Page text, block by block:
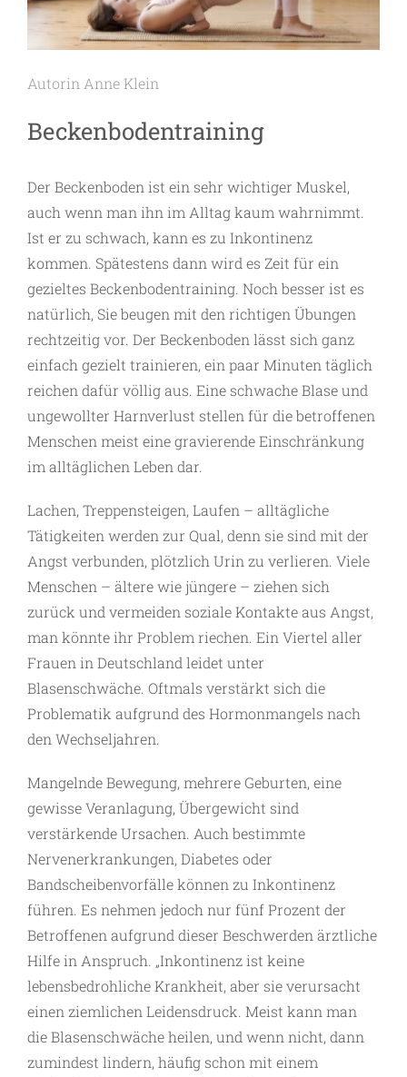
Autorin Anne Klein
Beckenbodentraining
Der Beckenboden ist ein sehr wichtiger Muskel,
auch wenn man ihn im Alltag kaum wahrnimmt.
Ist er zu schwach, kann es zu Inkontinenz
kommen. Spätestens dann wird es Zeit für ein
gezieltes Beckenbodentraining. Noch besser ist es
natürlich, Sie beugen mit den richtigen Übungen
rechtzeitig vor. Der Beckenboden lässt sich ganz
einfach gezielt trainieren, ein paar Minuten täglich
reichen dafür völlig aus. Eine schwache Blase und
ungewollter Harnverlust stellen für die betroffenen
Menschen meist eine gravierende Einschränkung
im alltäglichen Leben dar.
Lachen, Treppensteigen, Laufen – alltägliche
Tätigkeiten werden zur Qual, denn sie sind mit der
Angst verbunden, plötzlich Urin zu verlieren. Viele
Menschen – ältere wie jüngere – ziehen sich
zurück und vermeiden soziale Kontakte aus Angst,
man könnte ihr Problem riechen. Ein Viertel aller
Frauen in Deutschland leidet unter
Blasenschwäche. Oftmals verstärkt sich die
Problematik aufgrund des Hormonmangels nach
den Wechseljahren.
Mangelnde Bewegung, mehrere Geburten, eine
gewisse Veranlagung, Übergewicht sind
verstärkende Ursachen. Auch bestimmte
Nervenerkrankungen, Diabetes oder
Bandscheibenvorfälle können zu Inkontinenz
führen. Es nehmen jedoch nur fünf Prozent der
Betroffenen aufgrund dieser Beschwerden ärztliche
Hilfe in Anspruch. „Inkontinenz ist keine
lebensbedrohliche Krankheit, aber sie verursacht
einen ziemlichen Leidensdruck. Meist kann man
die Blasenschwäche heilen, und wenn nicht, dann
zumindest lindern, häufig schon mit einem